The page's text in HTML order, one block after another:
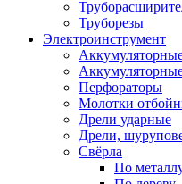
Труборезы
Электроинструмент
Перфораторы
Молотки
Дрели ударные
Дрели,
Свёрла
По